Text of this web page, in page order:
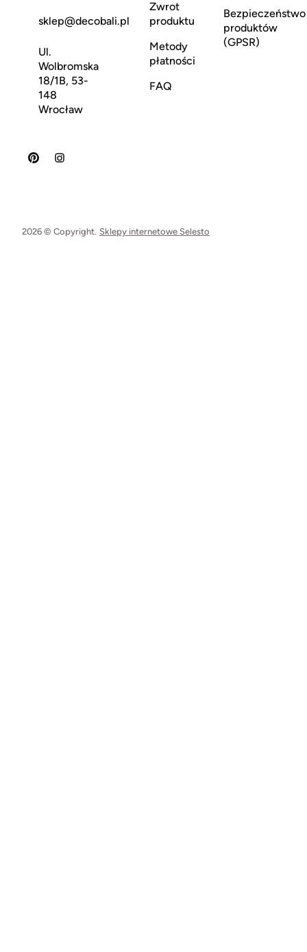
sklep@decobali.pl
Ul.
Wolbromska
18/1B, 53-
148
Wrocław
Zwrot
produktu
Metody
płatności
FAQ
Bezpieczeństwo
produktów
(GPSR)
2026 © Copyright. Sklepy internetowe Selesto